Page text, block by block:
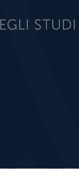
e potenziamento dei servizi online